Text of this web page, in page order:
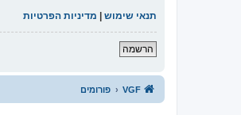
תנאי שימוש | מדיניות הפרטיות
הרשמה
VGF פורומים